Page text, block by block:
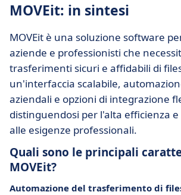
MOVEit: in sintesi
MOVEit è una soluzione software
aziende e professionisti che
trasferimenti sicuri e affidabili di
un'interfaccia scalabile,
aziendali e opzioni di integrazione
distinguendosi per l'alta efficienza
alle esigenze professionali.
Quali sono le principali
MOVEit?
Automazione del trasferimento di